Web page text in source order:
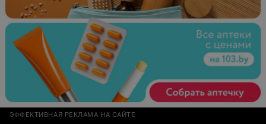
ЭФФЕКТИВНАЯ РЕКЛАМА НА САЙТЕ